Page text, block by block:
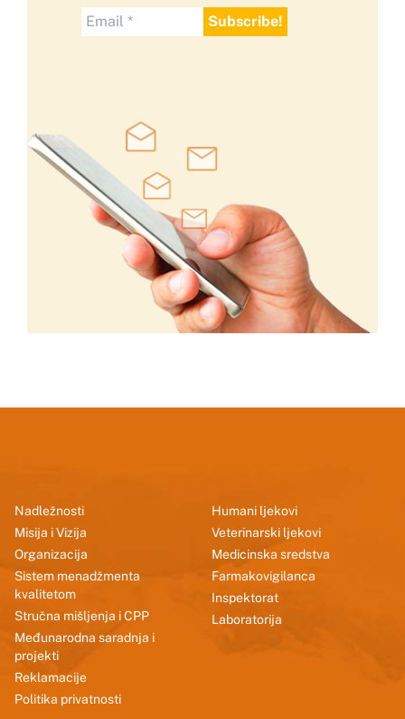
Nadležnosti
Misija i Vizija
Organizacija
Sistem menadžmenta
kvalitetom
Stručna mišljenja i CPP
Međunarodna saradnja i
projekti
Reklamacije
Politika privatnosti
Humani ljekovi
Veterinarski ljekovi
Medicinska sredstva
Farmakovigilanca
Inspektorat
Laboratorija